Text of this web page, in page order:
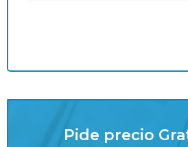
Pide precio